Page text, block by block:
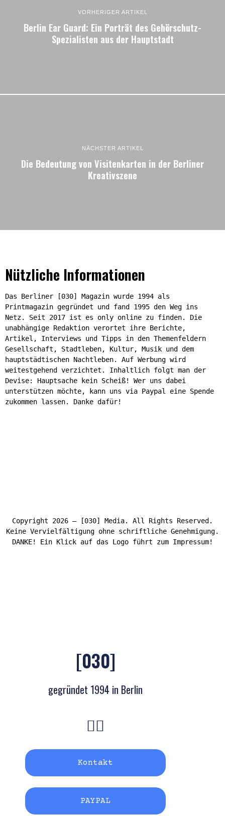
VORHERIGER ARTIKEL
Berlin Ear Guard: Ein Porträt des Gehörschutz-
Spezialisten aus der Hauptstadt
NÄCHSTER ARTIKEL
Die Bedeutung von Visitenkarten in der Berliner
Kreativszene
Nützliche Informationen
Das Berliner [030] Magazin wurde 1994 als
Printmagazin gegründet und fand 1995 den Weg ins
Netz. Seit 2017 ist es only online zu finden. Die
unabhängige Redaktion verortet ihre Berichte,
Artikel, Interviews und Tipps in den Themenfeldern
Gesellschaft, Stadtleben, Kultur, Musik und dem
hauptstädtischen Nachtleben. Auf Werbung wird
weitestgehend verzichtet. Inhaltlich folgt man der
Devise: Hauptsache kein Scheiß! Wer uns dabei
unterstützen möchte, kann uns via Paypal eine Spende
zukommen lassen. Danke dafür!
Copyright 2026 – [030] Media. All Rights Reserved.
Keine Vervielfältigung ohne schriftliche Genehmigung.
DANKE! Ein Klick auf das Logo führt zum Impressum!
[030]
gegründet 1994 in Berlin
Kontakt
PAYPAL